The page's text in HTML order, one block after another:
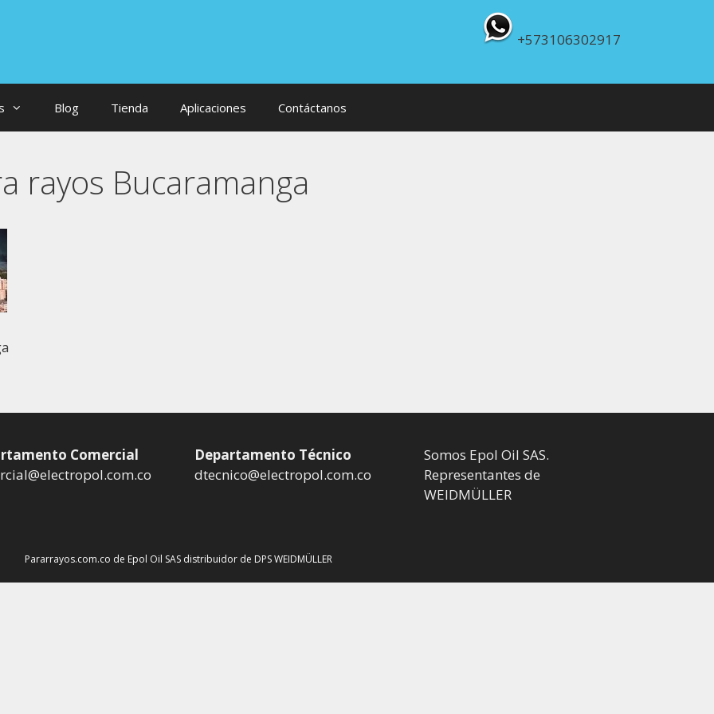
+573106302917
Blog Tienda Aplicaciones Contáctanos
rayos Bucaramanga
Comercial
Departamento Técnico
dtecnico@electropol.com.co
Somos Epol Oil SAS.
Representantes de
WEIDMÜLLER
Pararrayos.com.co de Epol Oil SAS distribuidor de DPS WEIDMÜLLER